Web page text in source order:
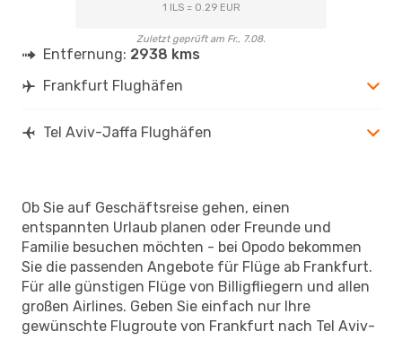
1 ILS = 0.29 EUR
Zuletzt geprüft am Fr., 7.08.
Entfernung: 2938 kms
Frankfurt Flughäfen
Tel Aviv-Jaffa Flughäfen
Ob Sie auf Geschäftsreise gehen, einen
entspannten Urlaub planen oder Freunde und
Familie besuchen möchten - bei Opodo bekommen
Sie die passenden Angebote für Flüge ab Frankfurt.
Für alle günstigen Flüge von Billigfliegern und allen
großen Airlines. Geben Sie einfach nur Ihre
gewünschte Flugroute von Frankfurt nach Tel Aviv-